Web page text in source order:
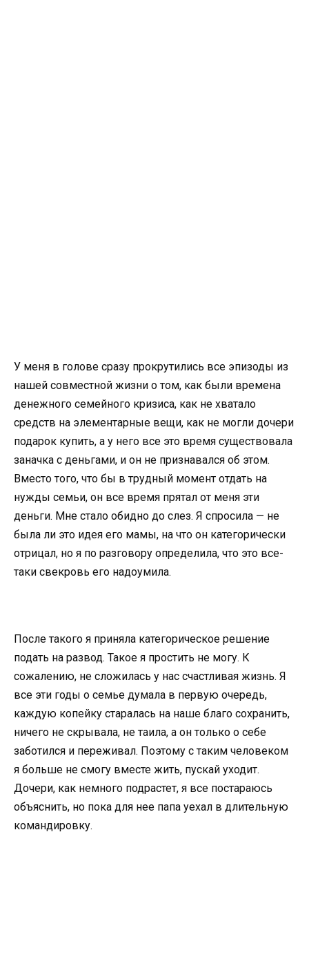
У меня в голове сразу прокрутились все эпизоды из
нашей совместной жизни о том, как были времена
денежного семейного кризиса, как не хватало
средств на элементарные вещи, как не могли дочери
подарок купить, а у него все это время существовала
заначка с деньгами, и он не признавался об этом.
Вместо того, что бы в трудный момент отдать на
нужды семьи, он все время прятал от меня эти
деньги. Мне стало обидно до слез. Я спросила — не
была ли это идея его мамы, на что он категорически
отрицал, но я по разговору определила, что это все-
таки свекровь его надоумила.
После такого я приняла категорическое решение
подать на развод. Такое я простить не могу. К
сожалению, не сложилась у нас счастливая жизнь. Я
все эти годы о семье думала в первую очередь,
каждую копейку старалась на наше благо сохранить,
ничего не скрывала, не таила, а он только о себе
заботился и переживал. Поэтому с таким человеком
я больше не смогу вместе жить, пускай уходит.
Дочери, как немного подрастет, я все постараюсь
объяснить, но пока для нее папа уехал в длительную
командировку.